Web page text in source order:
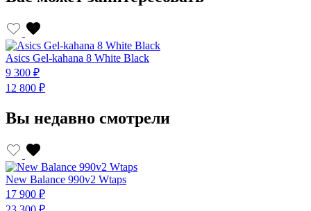
Asics Gel-kahana 8 White Black
9 300 ₽
12 800 ₽
Вы недавно смотрели
New Balance 990v2 Wtaps
17 900 ₽